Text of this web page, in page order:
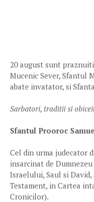
20 august sunt
Mucenic Sever, Sfantul
abate invatator, si
Sarbatori, traditii si
Sfantul Prooroc
Cel din urma judecator
insarcinat de
Israelului, Saul si
Testament, in Cartea
Cronicilor).